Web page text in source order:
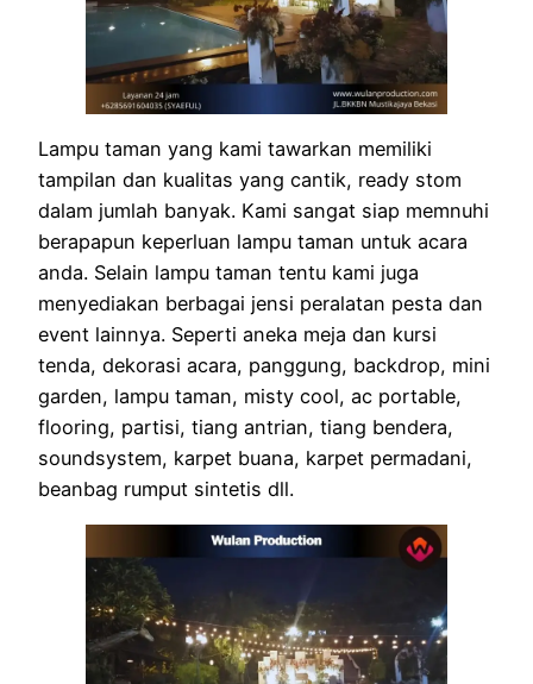
Lampu taman yang kami tawarkan memiliki
tampilan dan kualitas yang cantik, ready stom
dalam jumlah banyak. Kami sangat siap memnuhi
berapapun keperluan lampu taman untuk acara
anda. Selain lampu taman tentu kami juga
menyediakan berbagai jensi peralatan pesta dan
event lainnya. Seperti aneka meja dan kursi
tenda, dekorasi acara, panggung, backdrop, mini
garden, lampu taman, misty cool, ac portable,
flooring, partisi, tiang antrian, tiang bendera,
soundsystem, karpet buana, karpet permadani,
beanbag rumput sintetis dll.